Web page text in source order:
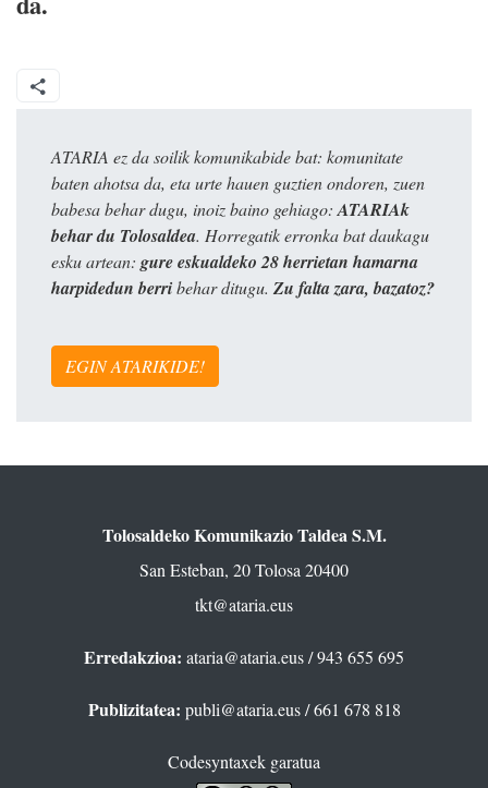
ATARIA ez da soilik komunikabide bat: komunitate
baten ahotsa da, eta urte hauen guztien ondoren, zuen
babesa behar dugu, inoiz baino gehiago: ATARIAk
behar du Tolosaldea. Horregatik erronka bat daukagu
esku artean: gure eskualdeko 28 herrietan hamarna
harpidedun berribehar ditugu. Zu falta zara, bazatoz?
EGIN ATARIKIDE!
Tolosaldeko Komunikazio Taldea S.M.
San Esteban, 20 Tolosa 20400
tkt@ataria.eus
Erredakzioa: ataria@ataria.eus/ 943 655 695
Publizitatea: publi@ataria.eus/ 661 678 818
Codesyntaxek garatua